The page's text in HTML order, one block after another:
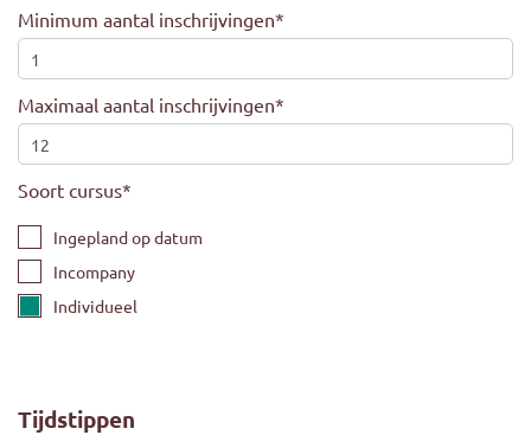
Minimum aantal inschrijvingen*
Maximaal aantal inschrijvingen*
Soort cursus*
Ingepland op datum
Incompany
Individueel
Tijdstippen